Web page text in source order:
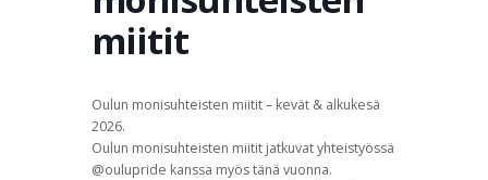
YHDISTYS KAUPPA YHTEYSTIEDOT PÅ SVENSKA
miitit
Oulun monisuhteisten miitit – kevät & alkukesä
2026.
Oulun monisuhteisten miitit jatkuvat yhteistyössä
@oulupride kanssa myös tänä vuonna.